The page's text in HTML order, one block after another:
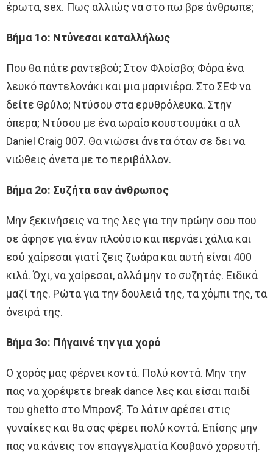
έρωτα, sex. Πως αλλιώς να στο πω βρε άνθρωπε;
Βήμα 1ο: Ντύνεσαι καταλλήλως
Που θα πάτε ραντεβού; Στον Φλοίσβο; Φόρα ένα
λευκό παντελονάκι και μια μαρινιέρα. Στο ΣΕΦ να
δείτε Θρύλο; Ντύσου στα ερυθρόλευκα. Στην
όπερα; Ντύσου με ένα ωραίο κουστουμάκι α αλ
Daniel Craig 007. Θα νιώσει άνετα όταν σε δει να
νιώθεις άνετα με το περιβάλλον.
Βήμα 2ο: Συζήτα σαν άνθρωπος
Μην ξεκινήσεις να της λες για την πρώην σου που
σε άφησε για έναν πλούσιο και περνάει χάλια και
εσύ χαίρεσαι γιατί ζεις ζωάρα και αυτή είναι 400
κιλά. Όχι, να χαίρεσαι, αλλά μην το συζητάς. Ειδικά
μαζί της. Ρώτα για την δουλειά της, τα χόμπι της, τα
όνειρά της.
Βήμα 3ο: Πήγαινέ την για χορό
Ο χορός μας φέρνει κοντά. Πολύ κοντά. Μην την
πας να χορέψετε break dance λες και είσαι παιδί
του ghetto στο Μπρονξ. Το λάτιν αρέσει στις
γυναίκες και θα σας φέρει πολύ κοντά. Επίσης μην
πας να κάνεις τον επαγγελματία Κουβανό χορευτή.